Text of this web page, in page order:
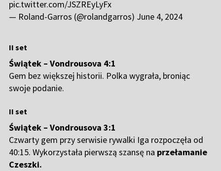
pic.twitter.com/JSZREyLyFx
— Roland-Garros (@rolandgarros) June 4, 2024
II set
Świątek – Vondrousova 4:1
Gem bez większej historii. Polka wygrała, broniąc
swoje podanie.
II set
Świątek – Vondrousova 3:1
Czwarty gem przy serwisie rywalki Iga rozpoczęła od
40:15. Wykorzystała pierwszą szansę na przełamanie
Czeszki.